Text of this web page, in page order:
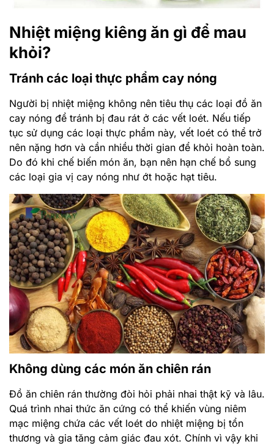
Nhiệt miệng kiêng ăn gì để mau
khỏi?
Tránh các loại thực phẩm cay nóng
Người bị nhiệt miệng không nên tiêu thụ các loại đồ ăn
cay nóng để tránh bị đau rát ở các vết loét. Nếu tiếp
tục sử dụng các loại thực phẩm này, vết loét có thể trở
nên nặng hơn và cần nhiều thời gian để khỏi hoàn toàn.
Do đó khi chế biến món ăn, bạn nên hạn chế bổ sung
các loại gia vị cay nóng như ớt hoặc hạt tiêu.
Không dùng các món ăn chiên rán
Đồ ăn chiên rán thường đòi hỏi phải nhai thật kỹ và lâu.
Quá trình nhai thức ăn cứng có thể khiến vùng niêm
mạc miệng chứa các vết loét do nhiệt miệng bị tổn
thương và gia tăng cảm giác đau xót. Chính vì vậy khi